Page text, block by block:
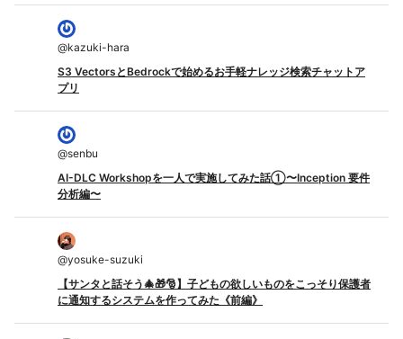
@kazuki-hara
S3 VectorsとBedrockで始めるお手軽ナレッジ検索チャットア
プリ
@senbu
AI-DLC Workshopを一人で実施してみた話①〜Inception 要件
分析編〜
@yosuke-suzuki
【サンタと話そう🎄🎁🎅】子どもの欲しいものをこっそり保護者
に通知するシステムを作ってみた《前編》